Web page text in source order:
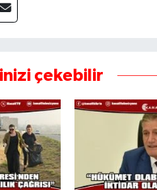
çekebilir